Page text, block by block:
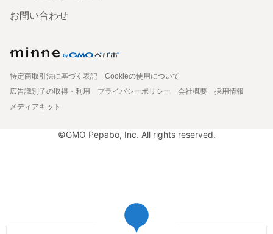
お問い合わせ
特定商取引法に基づく表記
Cookieの使用について
広告識別子の取得・利用
プライバシーポリシー 会社概要
採用情報
メディアキット
©GMO Pepabo, Inc. All rights reserved.